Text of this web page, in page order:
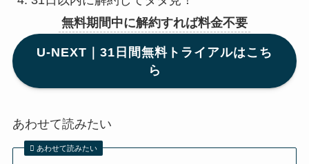
無料期間中に解約すれば料金不要
U-NEXT｜31日間無料トライアルはこち
ら
あわせて読みたい
あわせて読みたい